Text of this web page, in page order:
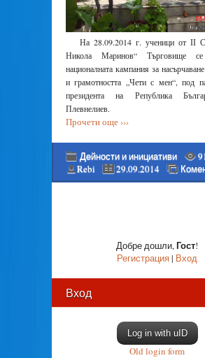
На 28.09.2014 г. ученици от ІІ
Никола Маринов“ Търговище
националната кампания за
и грамотността „Чети с мен“, под
президента на Република
Плевнелиев.
Прочети още ›››
Дейности и инициативи
Rebi
29.09.2014
Добре дошли,Гост!
Регистрация| Вход
Вход
Log in with uID
Old login form